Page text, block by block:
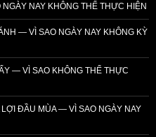
NAY KHÔNG THỂ THỰC HIỆN
— VÌ SAO NGÀY NAY KHÔNG KỲ
— VÌ SAO KHÔNG THỂ THỰC
ĐẦU MÙA — VÌ SAO NGÀY NAY